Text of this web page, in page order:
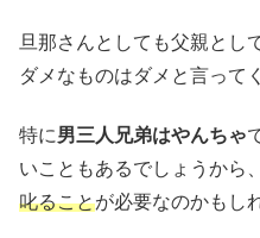
旦那さんとしても父親とし
ダメなものはダメと言って
特に男三人兄弟はやんちゃ
いこともあるでしょうから
叱ることが必要なのかもし